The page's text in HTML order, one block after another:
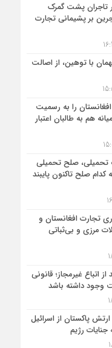
تاجران پشت گمرک
بر پشیمانی تجارت
با توهین، از اصالت
را به رسمیت
هم به طالبان اعتبار
تحمیلی، صلح تحمیلی
کدام صلح تاکنون پایبند
دلاری تجارت افغانستان و
مرزی و بی‌ثباتی
۶۲ درصد از اتباع غیرمجاز؛ قانونی
وجود داشته باشد
پاکستان از اسرائیل
رژیم